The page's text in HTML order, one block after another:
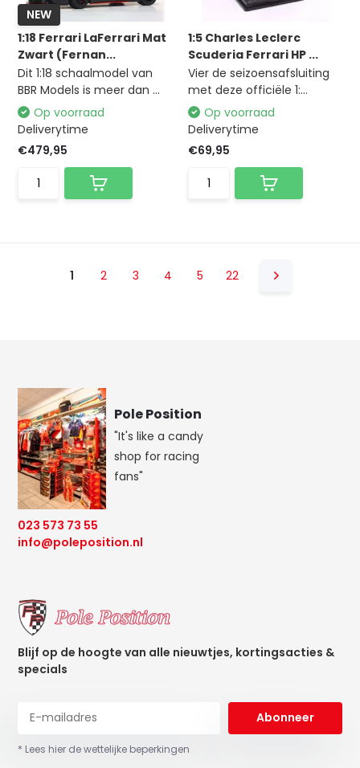
NEW
1:18 Ferrari LaFerrari Mat
Zwart (Fernan...
Dit 1:18 schaalmodel van
BBR Models is meer dan ...
Op voorraad
Deliverytime
€479,95
1:5 Charles Leclerc
Scuderia Ferrari HP ...
Vier de seizoensafsluiting
met deze officiële 1:...
Op voorraad
Deliverytime
€69,95
1 2 3 4 5 22
Pole Position
"It's like a candy
shop for racing
fans"
023 573 73 55
info@poleposition.nl
Blijf op de hoogte van alle nieuwtjes, kortingsacties &
specials
Abonneer
* Lees hier de wettelijke beperkingen